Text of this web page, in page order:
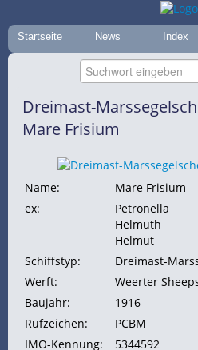
Startseite News Index
Dreimast-
Mare Frisium
Name:
Mare Frisium
ex:
Petronella
Helmuth
Helmut
Schiffstyp:
Dreimast-
Werft:
Weerter
Baujahr:
1916
Rufzeichen:
PCBM
IMO-Kennung:
5344592